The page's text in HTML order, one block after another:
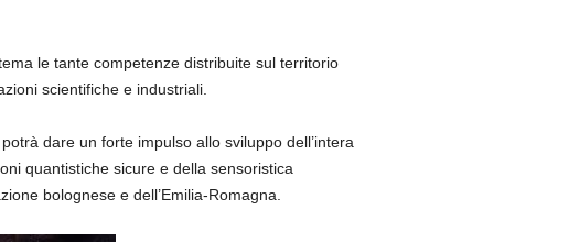
le tante competenze distribuite sul territorio
scientifiche e industriali.
dare un forte impulso allo sviluppo dell’intera
quantistiche sicure e della sensoristica
bolognese e dell’Emilia-Romagna.